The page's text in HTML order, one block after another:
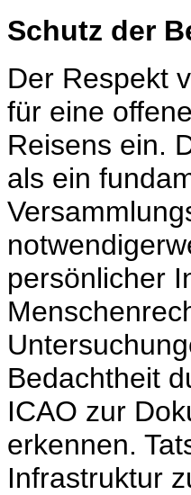
Schutz der
Der Respekt
für eine
Reisens ein.
als ein
persönlicher
Bedachtheit
ICAO zur
erkennen.
Infrastruktur